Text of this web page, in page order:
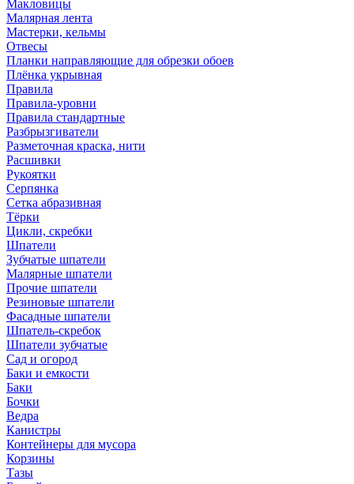
Макловицы
Малярная лента
Мастерки, кельмы
Отвесы
Планки направляющие для обрезки обоев
Плёнка укрывная
Правила
Правила-уровни
Правила стандартные
Разбрызгиватели
Разметочная краска, нити
Расшивки
Рукоятки
Серпянка
Сетка абразивная
Тёрки
Цикли, скребки
Шпатели
Зубчатые шпатели
Малярные шпатели
Прочие шпатели
Резиновые шпатели
Фасадные шпатели
Шпатель-скребок
Шпатели зубчатые
Сад и огород
Баки и емкости
Баки
Бочки
Ведра
Канистры
Контейнеры для мусора
Корзины
Тазы